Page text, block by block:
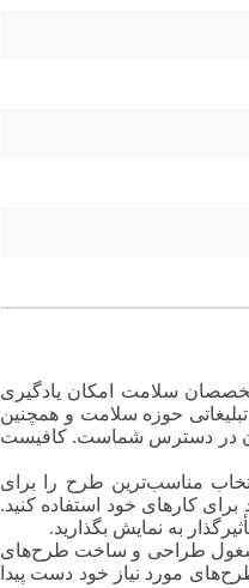
سلامت امکان یادگیری
حوزه سلامت و همچنین
در دسترس شماست. کافیست
مناسب‌ترین طرح را برای
کارهای خود استفاده کنید.
به نمایش بگذارید.
مشغول طراحی و ساخت طرح‌های
مورد نیاز خود دست پیدا